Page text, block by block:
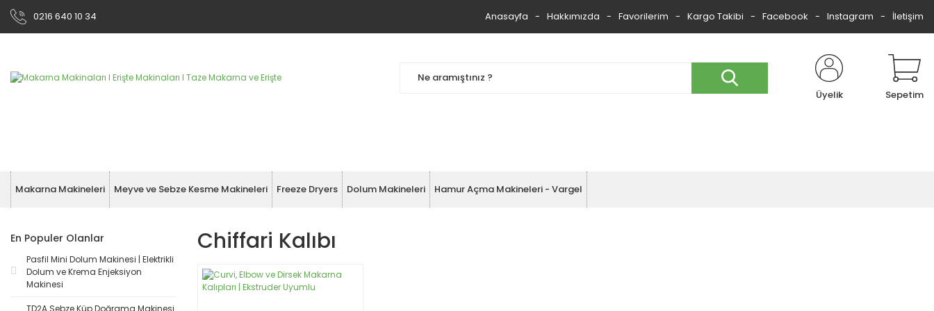
0216 640 10 34 Anasayfa Hakkımızda Favorilerim Kargo Takibi Facebook Instagram İletişim
Üyelik Sepetim
Makarna Makineleri Meyve ve Sebze Kesme Makineleri Freeze Dryers Dolum Makineleri Hamur Açma Makineleri - Vargel
En Populer Olanlar
Pasfil Mini Dolum Makinesi | Elektrikli
Dolum ve Krema Enjeksiyon
Makinesi
TD2A Sebze Küp Doğrama Makinesi
Chiffari Kalıbı